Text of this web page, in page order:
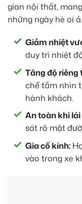
gian nội thất,
những ngày hè oi
Giảm nhiệt
duy trì nhiệt
Tăng độ riêng
chế tầm nhìn
hành khách.
An toàn khi lái
sát rõ mặt
Gia cố kính:
vào trong xe